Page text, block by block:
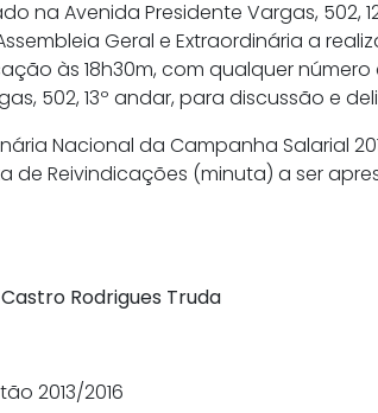
na Avenida Presidente Vargas,
Geral e Extraordinária a
às 18h30m, com qualquer
502, 13º andar, para discussão e
Nacional da Campanha Salarial
de Reivindicações (minuta) a ser
Rodrigues Truda
2013/2016